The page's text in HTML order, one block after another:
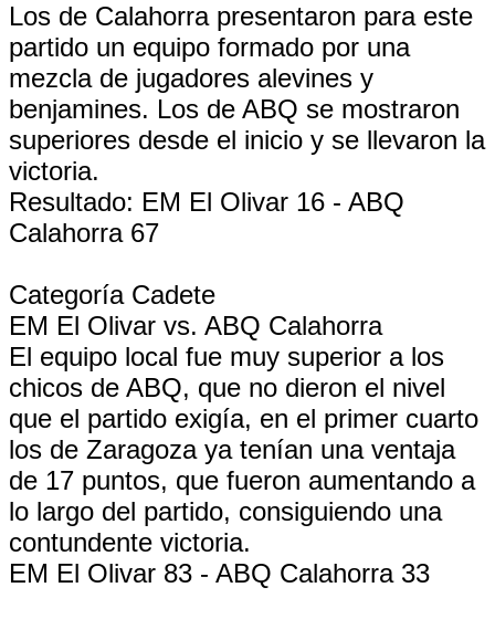
Los de Calahorra presentaron para este
partido un equipo formado por una
mezcla de jugadores alevines y
benjamines. Los de ABQ se mostraron
superiores desde el inicio y se llevaron la
victoria.
Resultado: EM El Olivar 16 - ABQ
Calahorra 67
Categoría Cadete
EM El Olivar vs. ABQ Calahorra
El equipo local fue muy superior a los
chicos de ABQ, que no dieron el nivel
que el partido exigía, en el primer cuarto
los de Zaragoza ya tenían una ventaja
de 17 puntos, que fueron aumentando a
lo largo del partido, consiguiendo una
contundente victoria.
EM El Olivar 83 - ABQ Calahorra 33